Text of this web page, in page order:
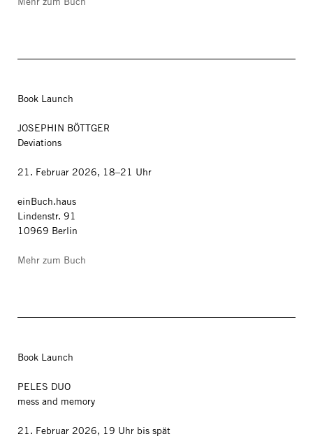
Book Launch
JOSEPHIN BÖTTGER
Deviations
21. Februar 2026, 18–21 Uhr
einBuch.haus
Lindenstr. 91
10969 Berlin
Mehr zum Buch
Book Launch
PELES DUO
mess and memory
21. Februar 2026, 19 Uhr bis spät